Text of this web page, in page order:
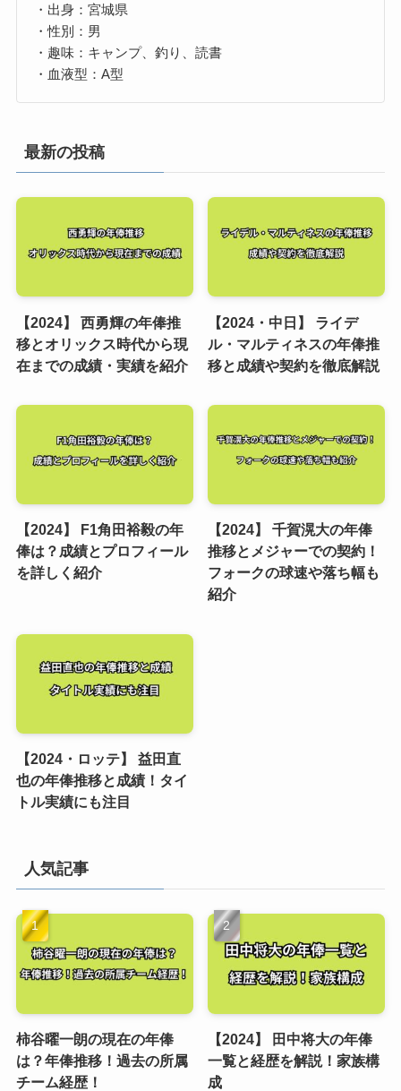
・出身：宮城県
・性別：男
・趣味：キャンプ、釣り、読書
・血液型：A型
最新の投稿
【2024】 西勇輝の年俸推
移とオリックス時代から現
在までの成績・実績を紹介
【2024・中日】 ライデ
ル・マルティネスの年俸推
移と成績や契約を徹底解説
【2024】 F1角田裕毅の年
俸は？成績とプロフィール
を詳しく紹介
【2024】 千賀滉大の年俸
推移とメジャーでの契約！
フォークの球速や落ち幅も
紹介
【2024・ロッテ】 益田直
也の年俸推移と成績！タイ
トル実績にも注目
人気記事
柿谷曜一朗の現在の年俸
は？年俸推移！過去の所属
チーム経歴！
【2024】 田中将大の年俸
一覧と経歴を解説！家族構
成